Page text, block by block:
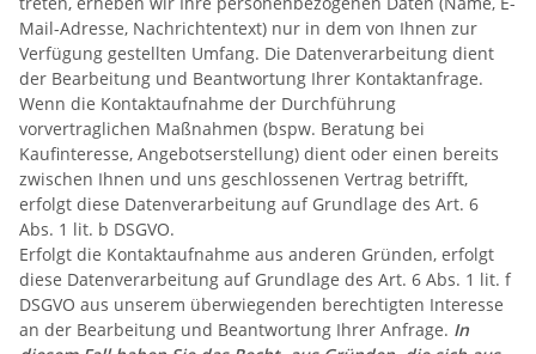
Mail-Adresse, Nachrichtentext) nur in dem von Ihnen zur
Verfügung gestellten Umfang. Die Datenverarbeitung dient
der Bearbeitung und Beantwortung Ihrer Kontaktanfrage.
Wenn die Kontaktaufnahme der Durchführung
vorvertraglichen Maßnahmen (bspw. Beratung bei
Kaufinteresse, Angebotserstellung) dient oder einen bereits
zwischen Ihnen und uns geschlossenen Vertrag betrifft,
erfolgt diese Datenverarbeitung auf Grundlage des Art. 6
Abs. 1 lit. b DSGVO.
Erfolgt die Kontaktaufnahme aus anderen Gründen, erfolgt
diese Datenverarbeitung auf Grundlage des Art. 6 Abs. 1 lit. f
DSGVO aus unserem überwiegenden berechtigten Interesse
an der Bearbeitung und Beantwortung Ihrer Anfrage. In